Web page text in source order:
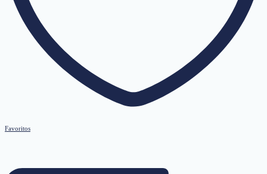
Favoritos